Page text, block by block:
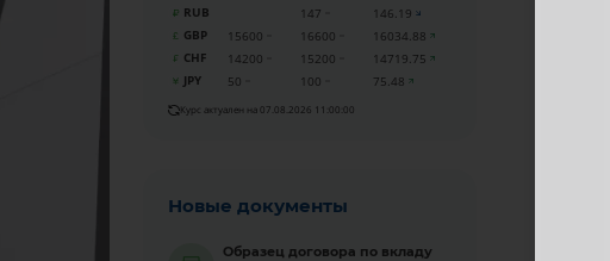
RUB
147
146.19
GBP
15600 16600
16034.88
CHF
14200 15200
14719.75
JPY
50 100 75.48
Курс актуален на 07.08.2026 11:00:00
Новые документы
Образец договора по вкладу